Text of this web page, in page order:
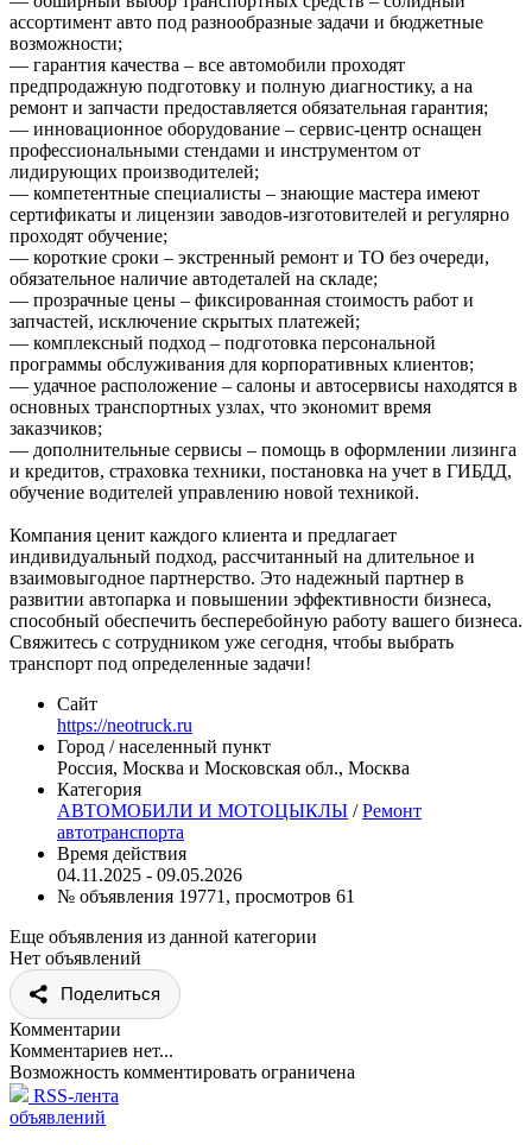
ассортимент авто под разнообразные задачи и бюджетные
возможности;
— гарантия качества – все автомобили проходят
предпродажную подготовку и полную диагностику, а на
ремонт и запчасти предоставляется обязательная гарантия;
— инновационное оборудование – сервис-центр оснащен
профессиональными стендами и инструментом от
лидирующих производителей;
— компетентные специалисты – знающие мастера имеют
сертификаты и лицензии заводов-изготовителей и регулярно
проходят обучение;
— короткие сроки – экстренный ремонт и ТО без очереди,
обязательное наличие автодеталей на складе;
— прозрачные цены – фиксированная стоимость работ и
запчастей, исключение скрытых платежей;
— комплексный подход – подготовка персональной
программы обслуживания для корпоративных клиентов;
— удачное расположение – салоны и автосервисы находятся в
основных транспортных узлах, что экономит время
заказчиков;
— дополнительные сервисы – помощь в оформлении лизинга
и кредитов, страховка техники, постановка на учет в ГИБДД,
обучение водителей управлению новой техникой.
Компания ценит каждого клиента и предлагает
индивидуальный подход, рассчитанный на длительное и
взаимовыгодное партнерство. Это надежный партнер в
развитии автопарка и повышении эффективности бизнеса,
способный обеспечить бесперебойную работу вашего бизнеса.
Свяжитесь с сотрудником уже сегодня, чтобы выбрать
транспорт под определенные задачи!
Сайт
https://neotruck.ru
Город / населенный пункт
Россия, Москва и Московская обл., Москва
Категория
АВТОМОБИЛИ И МОТОЦЫКЛЫ /Ремонт
автотранспорта
Время действия
04.11.2025 - 09.05.2026
№ объявления 19771, просмотров 61
Еще объявления из данной категории
Нет объявлений
Поделиться
Комментарии
Комментариев нет...
Возможность комментировать ограничена
RSS-лента
объявлений